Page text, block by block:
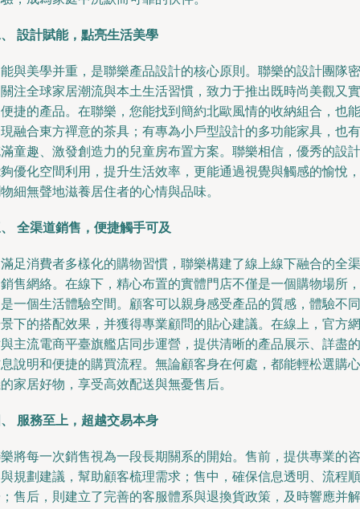
設計賦能，點亮生活美學
與美學并重，是聯樂產品設計的核心原則。聯樂的設計團隊密
注全球家居潮流與本土生活習慣，致力于推出既時尚美觀又實
捷的產品。在聯樂，您能找到簡約北歐風情的收納組合，也能
融合東方禪意的茶具；有專為小戶型設計的多功能家具，也有
童趣、激發創造力的兒童房布置方案。聯樂相信，優秀的設計
優化空間利用，提升生活效率，更能通過視覺與觸感的愉悅，
細無聲地滋養居住者的心情與品味。
全渠道銷售，便捷觸手可及
足消費者多樣化的購物習慣，聯樂構建了線上線下融合的全渠
售網絡。在線下，精心布置的實體門店不僅是一個購物場所，
一個生活體驗空間。顧客可以親身感受產品的質感，體驗不同
下的搭配效果，并獲得專業顧問的貼心建議。在線上，官方網
主流電商平臺旗艦店同步運營，提供清晰的產品展示、詳盡的
說明和便捷的購買流程。無論顧客身在何處，都能輕松選購心
家居好物，享受高效配送與無憂售后。
服務至上，超越交易本身
將每一次銷售視為一段長期關系的開始。售前，提供專業的咨
規劃建議，幫助顧客梳理需求；售中，確保信息透明、流程順
售后，則建立了完善的客服體系與退換貨政策，及時響應并解